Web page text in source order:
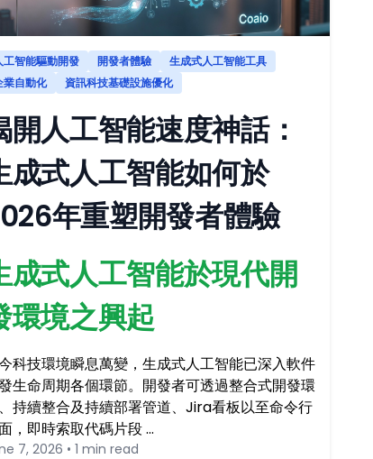
工智能驅動開發 開發者體驗
生成式人工智能工具
業自動化
資訊科技基礎設施優化
開人工智能速度神話：
成式人工智能如何於
年重塑開發者體驗
成式人工智能於現代開
環境之興起
科技環境瞬息萬變，生成式人工智能已深入軟件
生命周期各個環節。開發者可透過整合式開發環
持續整合及持續部署管道、Jira看板以至命令行
，即時索取代碼片段 …
7, 2026 • 1 min read